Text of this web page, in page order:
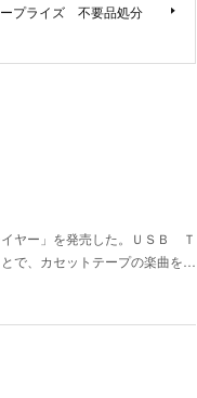
プライズ 不要品処分
ヤー」を発売した。ＵＳＢ Ｔ
で、カセットテープの楽曲を…